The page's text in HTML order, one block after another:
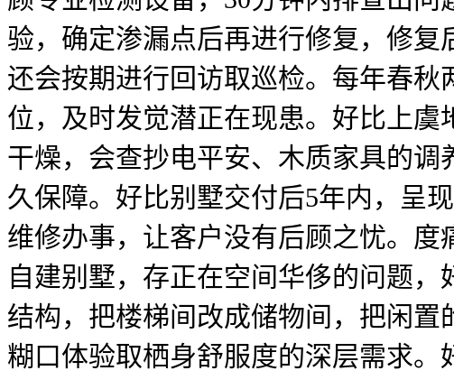
验，确定渗漏点后再进行修复，修
还会按期进行回访取巡检。每年春
位，及时发觉潜正在现患。好比上
干燥，会查抄电平安、木质家具的
久保障。好比别墅交付后5年内，呈
维修办事，让客户没有后顾之忧。
自建别墅，存正在空间华侈的问题
结构，把楼梯间改成储物间，把闲
糊口体验取栖身舒服度的深层需求